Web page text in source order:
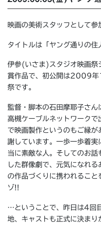
映画の美術スタッフとして参
タイトルは「ヤング通りの住
伊参(いさま)スタジオ映画
賞作品で、初公開は2009
祭です。
監督・脚本の石田摩耶子さん
高槻ケーブルネットワーク
で映画製作というのもご縁
謝しています。一歩一歩着
当に素敵な人。そしてのお
した群像劇で、元気になれ
の作品づくりに携われること
ゾ!!
…ということで、昨日は4回
地、キャストも正式に決まり